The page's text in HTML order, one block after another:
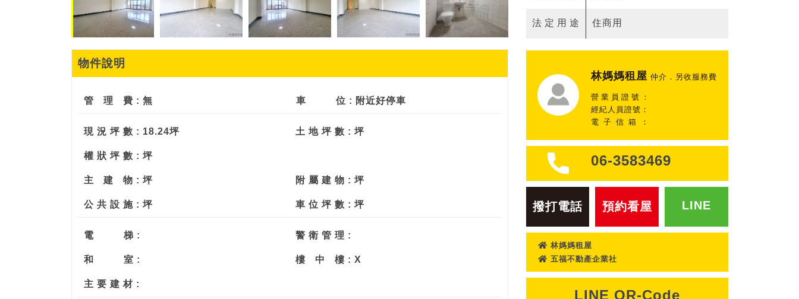
物件說明
管 理 費 : 無 車 位 : 附近好停車
現 況 坪 數 : 18.24坪 土 地 坪 數 : 坪
權 狀 坪 數 : 坪
主 建 物 : 坪 附 屬 建 物 : 坪
公 共 設 施 : 坪 車 位 坪 數 : 坪
電 梯 : 警 衛 管 理 :
和 室 : 樓 中 樓 : X
主 要 建 材 :
法定用途 住商用
林媽媽租屋 仲介．另收服務費
營業員證號：
經紀人員證號：
電子信箱：
06-3583469
撥打電話 預約看屋 LINE
林媽媽租屋
五福不動產企業社
LINE QR-Code